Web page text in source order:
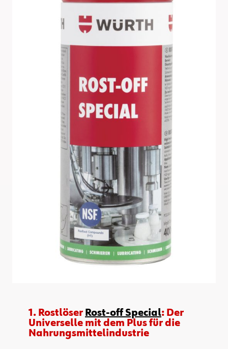
1. Rostlöser Rost-off Special: Der
Universelle mit dem Plus für die
Nahrungsmittelindustrie